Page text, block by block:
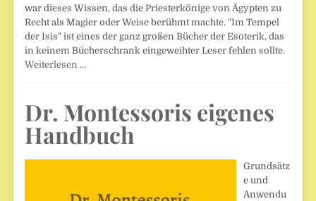
war dieses Wissen, das die Priesterkönige von Ägypten zu
Recht als Magier oder Weise berühmt machte. "Im Tempel
der Isis" ist eines der ganz großen Bücher der Esoterik, das
in keinem Bücherschrank eingeweihter Leser fehlen sollte.
Weiterlesen …
Dr. Montessoris eigenes
Handbuch
Grundsätz
e und
Anwendu